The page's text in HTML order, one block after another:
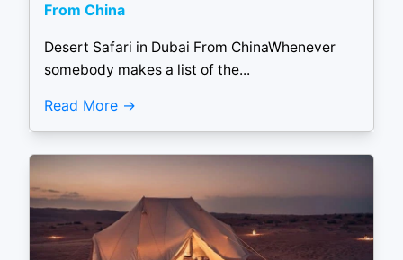
From China
Desert Safari in Dubai From ChinaWhenever
somebody makes a list of the...
Read More